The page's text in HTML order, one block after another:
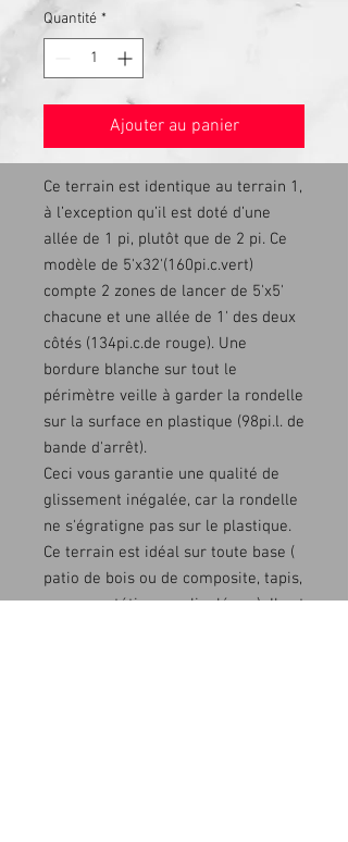
Quantité *
Ajouter au panier
Ce terrain est identique au terrain 1,
à l’exception qu’il est doté d’une
allée de 1 pi, plutôt que de 2 pi. Ce
modèle de 5'x32'(160pi.c.vert)
compte 2 zones de lancer de 5'x5'
chacune et une allée de 1' des deux
côtés (134pi.c.de rouge). Une
bordure blanche sur tout le
périmètre veille à garder la rondelle
sur la surface en plastique (98pi.l. de
bande d'arrêt).
Ceci vous garantie une qualité de
glissement inégalée, car la rondelle
ne s'égratigne pas sur le plastique.
Ce terrain est idéal sur toute base (
patio de bois ou de composite, tapis,
gazon syntétique ou linoléum ) Il est